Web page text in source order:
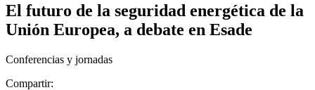
El futuro de la seguridad energética de la
Unión Europea, a debate en Esade
Conferencias y jornadas
Compartir: